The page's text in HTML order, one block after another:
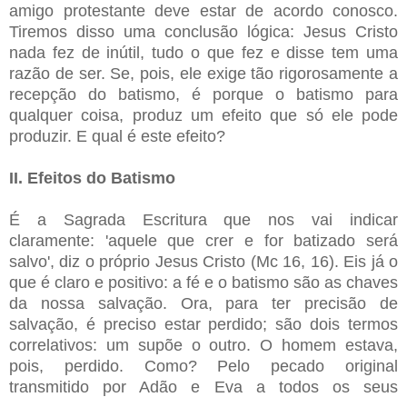
amigo protestante deve estar de acordo conosco.
Tiremos disso uma conclusão lógica: Jesus Cristo
nada fez de inútil, tudo o que fez e disse tem uma
razão de ser. Se, pois, ele exige tão rigorosamente a
recepção do batismo, é porque o batismo para
qualquer coisa, produz um efeito que só ele pode
produzir. E qual é este efeito?
II. Efeitos do Batismo
É a Sagrada Escritura que nos vai indicar
claramente: 'aquele que crer e for batizado será
salvo', diz o próprio Jesus Cristo (Mc 16, 16). Eis já o
que é claro e positivo: a fé e o batismo são as chaves
da nossa salvação. Ora, para ter precisão de
salvação, é preciso estar perdido; são dois termos
correlativos: um supõe o outro. O homem estava,
pois, perdido. Como? Pelo pecado original
transmitido por Adão e Eva a todos os seus